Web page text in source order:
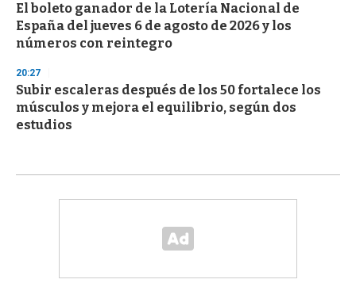
El boleto ganador de la Lotería Nacional de
España del jueves 6 de agosto de 2026 y los
números con reintegro
20:27
Subir escaleras después de los 50 fortalece los
músculos y mejora el equilibrio, según dos
estudios